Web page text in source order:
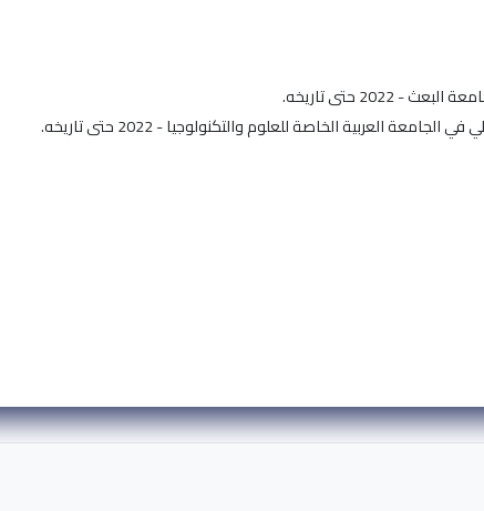
- 2022 حتى تاريخه.
العربية الخاصة للعلوم والتكنولوجيا - 2022 حتى تاريخه.